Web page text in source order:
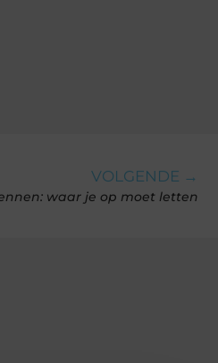
VOLGENDE →
waar je op moet letten